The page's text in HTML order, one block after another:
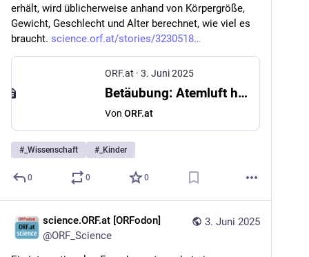
erhält, wird üblicherweise anhand von Körpergröße,
Gewicht, Geschlecht und Alter berechnet, wie viel es
braucht. science.orf.at/stories/3230518
ORF.at · 3. Juni 2025
Betäubung: Atemluft hilft bei Dosierung von Narkosemittel
Von ORF.at
# _Wissenschaft # _Kinder
0 0 0
3. Juni 2025
science.ORF.at [ORFodon]
@ORF_Science